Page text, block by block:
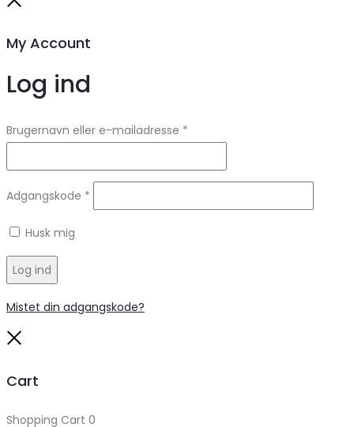
My Account
Log ind
Brugernavn eller e-mailadresse *
Adgangskode *
Husk mig
Log ind
Mistet din adgangskode?
Cart
Shopping Cart 0